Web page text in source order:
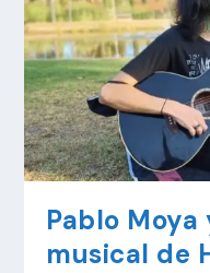
Pablo
musical de